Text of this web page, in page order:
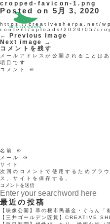
cropped-favicon-1.png
Posted on 5月 3, 2020
https://creativesherpa.net/
content/uploads/2020/05/
← Previous image
Next image →
コメントを残す
メールアドレスが公開されることは
項目です
コメント ※
名前
※
メール
※
サイト
次回のコメントで使用するためブラ
ス、サイトを保存する。
最近の投稿
【映像公開】草の根市民基金・ぐらん「
【三井ゴールデン匠賞】CREATIVE